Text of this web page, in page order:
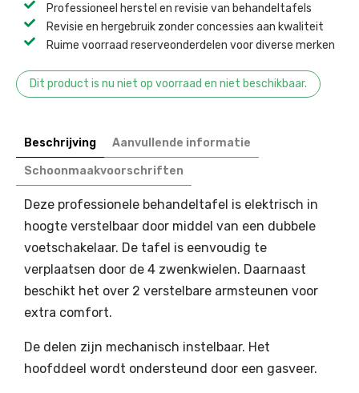
Professioneel herstel en revisie van behandeltafels ​
Revisie en hergebruik zonder concessies aan kwaliteit ​
Ruime voorraad reserveonderdelen voor diverse merken ​
Dit product is nu niet op voorraad en niet beschikbaar.
Beschrijving Aanvullende informatie
Schoonmaakvoorschriften
Deze professionele behandeltafel is elektrisch in
hoogte verstelbaar door middel van een dubbele
voetschakelaar. De tafel is eenvoudig te
verplaatsen door de 4 zwenkwielen. Daarnaast
beschikt het over 2 verstelbare armsteunen voor
extra comfort.
De delen zijn mechanisch instelbaar. Het
hoofddeel wordt ondersteund door een gasveer.